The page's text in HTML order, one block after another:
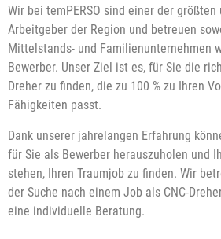
Wir bei temPERSO sind einer der
Arbeitgeber der Region und betreuen
Mittelstands- und Familienunternehmen
Bewerber. Unser Ziel ist es, für Sie die
Dreher zu finden, die zu 100 % zu Ihren
Fähigkeiten passt.
Dank unserer jahrelangen Erfahrung
für Sie als Bewerber herauszuholen und
stehen, Ihren Traumjob zu finden. Wir
der Suche nach einem Job als CNC-
eine individuelle Beratung.